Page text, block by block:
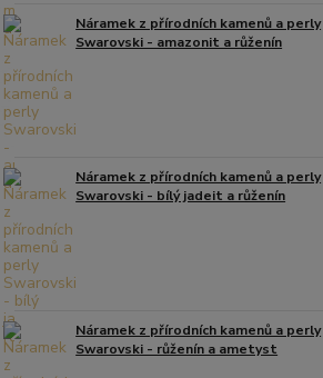
Náramek z přírodních kamenů a perly
Swarovski - amazonit a růženín
Náramek z přírodních kamenů a perly
Swarovski - bílý jadeit a růženín
Náramek z přírodních kamenů a perly
Swarovski - růženín a ametyst